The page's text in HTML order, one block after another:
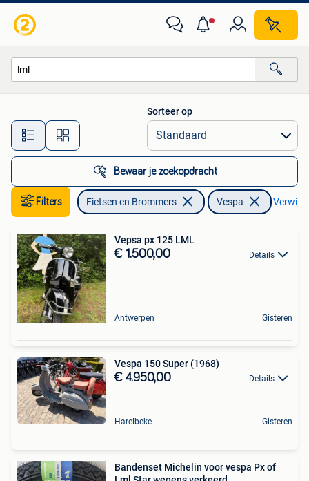
Alle afstanden…
Sorteer op
Bewaar je zoekopdracht
Filters Fietsen en Brommers Vespa
Vepsa px 125 LML
€ 1.500,00 Details
Antwerpen Gisteren
Vespa 150 Super (1968)
€ 4.950,00 Details
Harelbeke Gisteren
Bandenset Michelin voor vespa Px of